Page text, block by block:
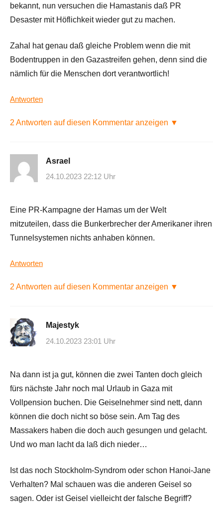
bekannt, nun versuchen die Hamastanis daß PR
Desaster mit Höflichkeit wieder gut zu machen.
Zahal hat genau daß gleiche Problem wenn die mit
Bodentruppen in den Gazastreifen gehen, denn sind die
nämlich für die Menschen dort verantwortlich!
Antworten
2 Antworten auf diesen Kommentar anzeigen ▼
Asrael
24.10.2023 22:12 Uhr
Eine PR-Kampagne der Hamas um der Welt
mitzuteilen, dass die Bunkerbrecher der Amerikaner ihren
Tunnelsystemen nichts anhaben können.
Antworten
2 Antworten auf diesen Kommentar anzeigen ▼
Majestyk
24.10.2023 23:01 Uhr
Na dann ist ja gut, können die zwei Tanten doch gleich
fürs nächste Jahr noch mal Urlaub in Gaza mit
Vollpension buchen. Die Geiselnehmer sind nett, dann
können die doch nicht so böse sein. Am Tag des
Massakers haben die doch auch gesungen und gelacht.
Und wo man lacht da laß dich nieder…
Ist das noch Stockholm-Syndrom oder schon Hanoi-Jane
Verhalten? Mal schauen was die anderen Geisel so
sagen. Oder ist Geisel vielleicht der falsche Begriff?